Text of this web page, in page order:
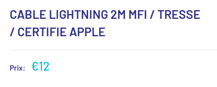
CABLE LIGHTNING 2M MFI / TRESSE
/ CERTIFIE APPLE
Prix: €12